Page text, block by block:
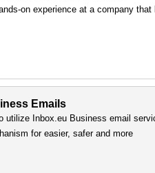
on experience at a company that
Emails
utilize Inbox.eu Business email
for easier, safer and more